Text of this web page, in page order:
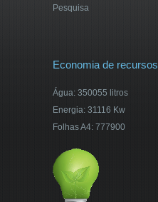
Pesquisa
Economia de recursos
Água: 350055 litros
Energia: 31116 Kw
Folhas A4: 777900